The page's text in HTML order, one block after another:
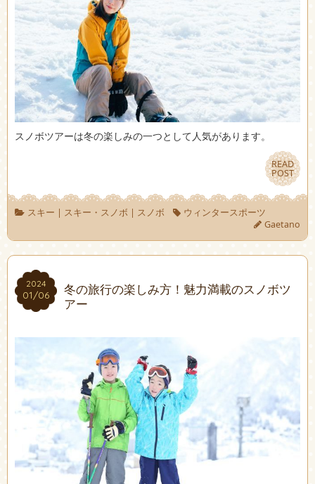
スノボツアーは冬の楽しみの一つとして人気があります。
READ
POST
READ
POST
スキー | スキー・スノボ | スノボ
ウィンタースポーツ
Gaetano
2024
01/06
2024
01/06
冬の旅行の楽しみ方！魅力満載のスノボツ
アー